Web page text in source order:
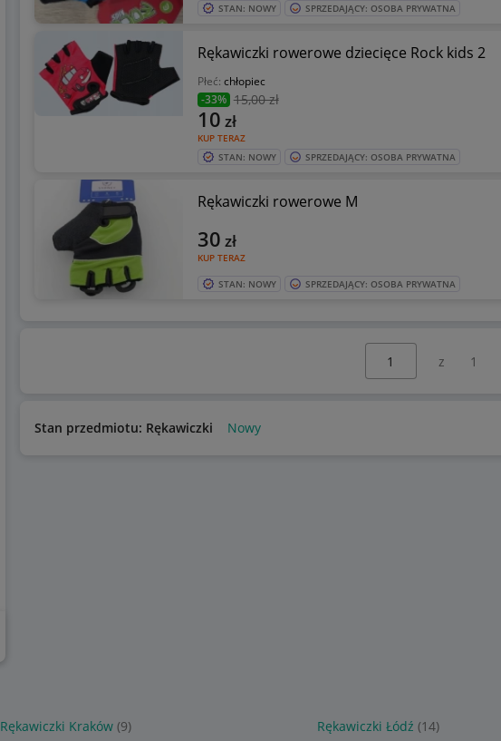
STAN: NOWY SPRZEDAJĄCY: OSOBA PRYWATNA
Rękawiczki rowerowe dziecięce Rock kids 2
Płeć: chłopiec
-33% 15,00 zł
KUP TERAZ
10 zł
STAN: NOWY SPRZEDAJĄCY: OSOBA PRYWATNA
Rękawiczki rowerowe M
KUP TERAZ
30 zł
STAN: NOWY SPRZEDAJĄCY: OSOBA PRYWATNA
z 1
Stan przedmiotu: Rękawiczki Nowy
Rękawiczki Kraków (9) Rękawiczki Łódź (14)